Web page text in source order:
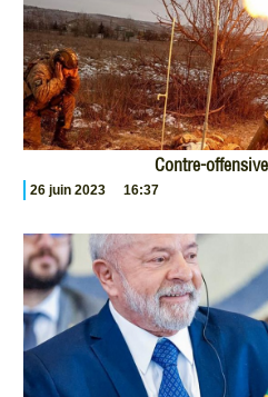
Contre-
26 juin 2023 16:37